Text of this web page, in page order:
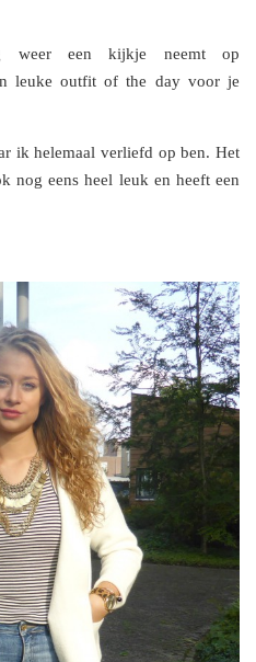
weer een kijkje neemt op
leuke outfit of the day voor je
ik helemaal verliefd op ben. Het
nog eens heel leuk en heeft een